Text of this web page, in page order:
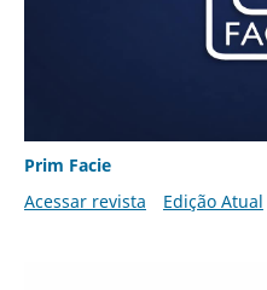
Prim Facie
Acessar revista
Edição Atual